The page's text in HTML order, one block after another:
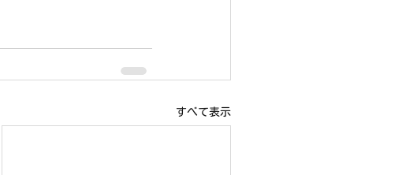
すべて表示